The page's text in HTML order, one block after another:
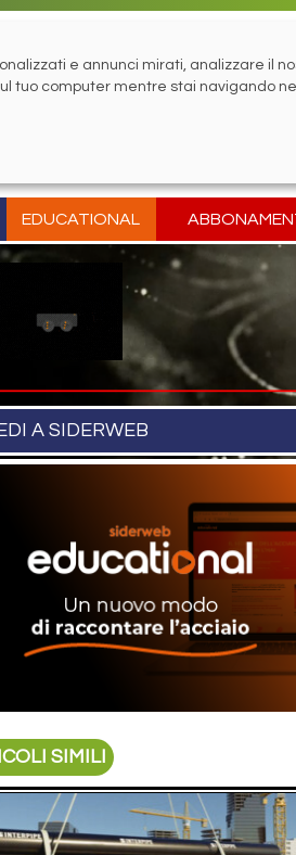
EDUCATIONAL
A SIDERWEB
SIMILI
e annunci mirati, analizzare il
tuo computer mentre stai navigando